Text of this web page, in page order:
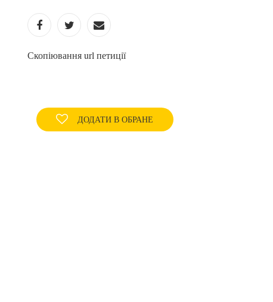
Скопіювання url петиції
ДОДАТИ В ОБРАНЕ